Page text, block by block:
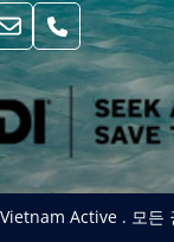
Active . 모든